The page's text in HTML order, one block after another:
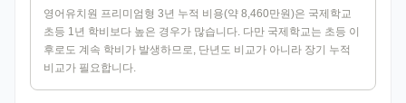
영어유치원 프리미엄형 3년 누적 비용(약 8,460만원)은 국제학교
초등 1년 학비보다 높은 경우가 많습니다. 다만 국제학교는 초등 이
후로도 계속 학비가 발생하므로, 단년도 비교가 아니라 장기 누적
비교가 필요합니다.